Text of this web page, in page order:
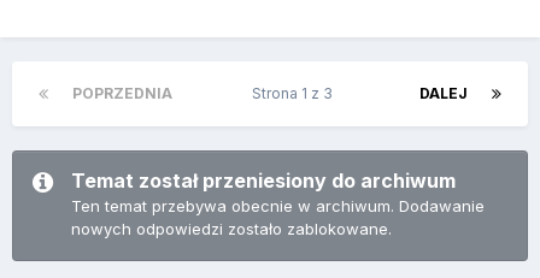
POPRZEDNIA DALEJ
Strona 1 z 3
Temat został przeniesiony do archiwum
Ten temat przebywa obecnie w archiwum. Dodawanie
nowych odpowiedzi zostało zablokowane.